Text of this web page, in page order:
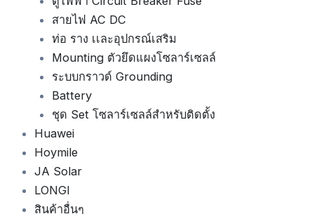
สายไฟ AC DC
ท่อ ราง เเละอุปกรณ์เสริม
Mounting ตัวยึดแผงโซลาร์เซลล์
ระบบกราวด์ Grounding
Battery
ชุด Set โซลาร์เซลล์สำหรับติดตั้ง
Huawei
Hoymile
JA Solar
LONGI
สินค้าอื่นๆ